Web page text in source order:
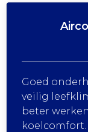
Goed
veilig
beter
koelcomfort.